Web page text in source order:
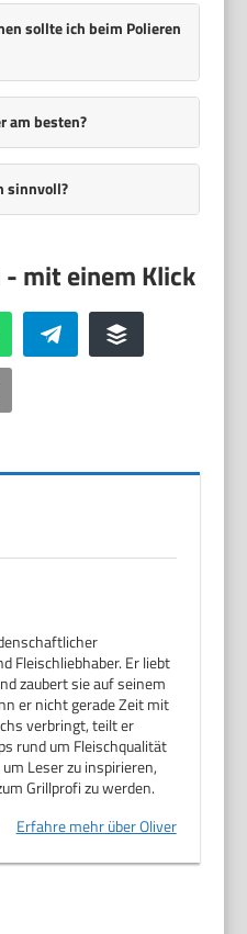
sollte ich beim Polieren
am besten?
sinnvoll?
Telegram Buffer
Fleischliebhaber. Er liebt
zaubert sie auf seinem
er nicht gerade Zeit mit
verbringt, teilt er
rund um Fleischqualität
Leser zu inspirieren,
Grillprofi zu werden.
Erfahre mehr über Oliver